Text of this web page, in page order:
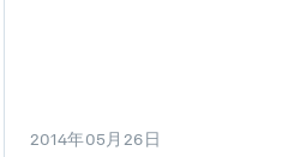
2014年05月26日